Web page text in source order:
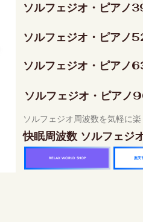
ソルフェジオ・ピアノ
ソルフェジオ・ピアノ
ソルフェジオ・ピアノ
ソルフェジオ・ピア
ソルフェジオ周波数を気軽に
快眠周波数 ソルフェジ
RELAX WORLD SHOP 楽天